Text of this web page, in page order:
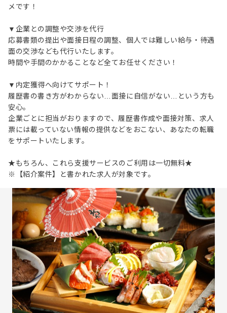
メです！
▼企業との調整や交渉を代行
応募書類の提出や面接日程の調整、個人では難しい給与・待遇
面の交渉なども代行いたします。
時間や手間のかかることなど全てお任せください！
▼内定獲得へ向けてサポート！
履歴書の書き方がわからない…面接に自信がない…という方も
安心。
企業ごとに担当がおりますので、履歴書作成や面接対策、求人
票には載っていない情報の提供などをおこない、あなたの転職
をサポートいたします。
★もちろん、これら支援サービスのご利用は一切無料★
※【紹介案件】と書かれた求人が対象です。